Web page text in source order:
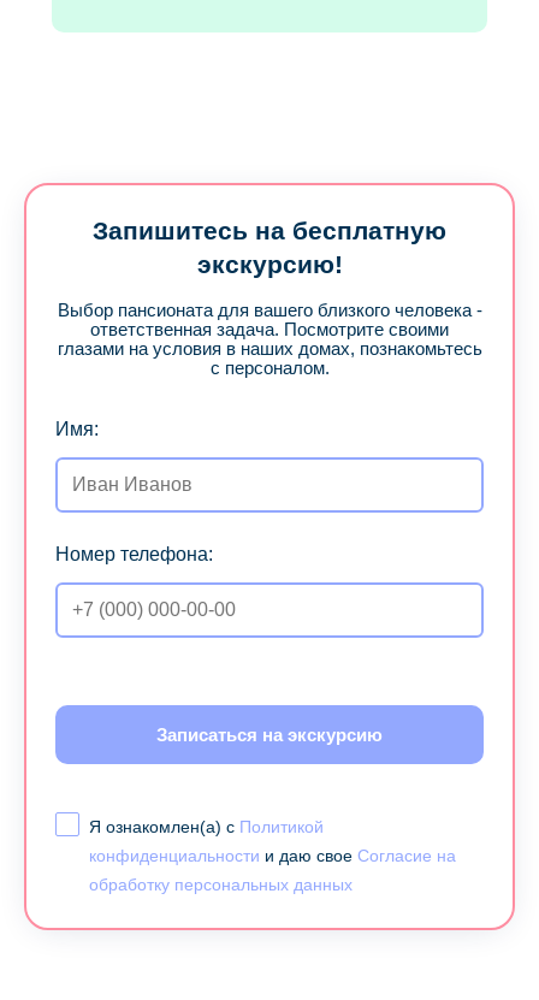
Запишитесь на бесплатную
экскурсию!
Выбор пансионата для вашего близкого человека -
ответственная задача. Посмотрите своими
глазами на условия в наших домах, познакомьтесь
с персоналом.
Имя:
Номер телефона:
Записаться на экскурсию
Я ознакомлен(а) с Политикой
конфиденциальности и даю свое Согласие на
обработку персональных данных